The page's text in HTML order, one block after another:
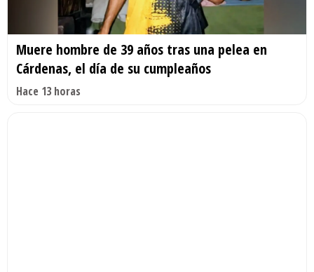
Muere hombre de 39 años tras una pelea en
Cárdenas, el día de su cumpleaños
Hace 13 horas